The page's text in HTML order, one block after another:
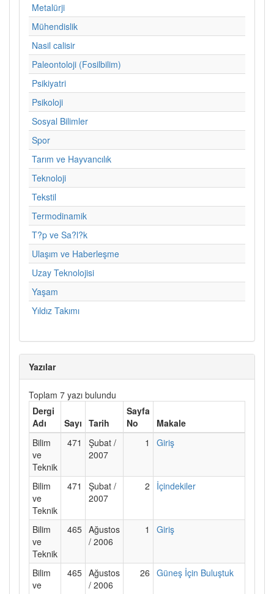
Metalürji
Mühendislik
Nasil calisir
Paleontoloji (Fosilbilim)
Psikiyatri
Psikoloji
Sosyal Bilimler
Spor
Tarım ve Hayvancılık
Teknoloji
Tekstil
Termodinamik
T?p ve Sa?l?k
Ulaşım ve Haberleşme
Uzay Teknolojisi
Yaşam
Yıldız Takımı
Yazılar
Toplam 7 yazı bulundu
Dergi
Adı
Sayı Tarih
Sayfa
No
Makale
Bilim
ve
Teknik
471
Şubat /
2007
1 Giriş
Bilim
ve
Teknik
471
Şubat /
2007
2 İçindekiler
Bilim
ve
Teknik
465 Ağustos
/ 2006
1 Giriş
Bilim
ve
465 Ağustos
/ 2006
26 Güneş İçin Buluştuk